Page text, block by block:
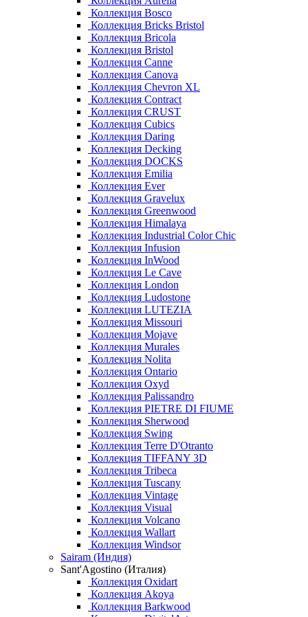
Коллекция Bosco
Коллекция Bricks Bristol
Коллекция Bricola
Коллекция Bristol
Коллекция Canne
Коллекция Canova
Коллекция Chevron XL
Коллекция Contract
Коллекция CRUST
Коллекция Cubics
Коллекция Daring
Коллекция Decking
Коллекция DOCKS
Коллекция Emilia
Коллекция Ever
Коллекция Gravelux
Коллекция Greenwood
Коллекция Himalaya
Коллекция Industrial Color Chic
Коллекция Infusion
Коллекция InWood
Коллекция Le Cave
Коллекция London
Коллекция Ludostone
Коллекция LUTEZIA
Коллекция Missouri
Коллекция Mojave
Коллекция Murales
Коллекция Nolita
Коллекция Ontario
Коллекция Oxyd
Коллекция Palissandro
Коллекция PIETRE DI FIUME
Коллекция Sherwood
Коллекция Swing
Коллекция Terre D'Otranto
Коллекция TIFFANY 3D
Коллекция Tribeca
Коллекция Tuscany
Коллекция Vintage
Коллекция Visual
Коллекция Volcano
Коллекция Wallart
Коллекция Windsor
Sairam (Индия)
Sant'Agostino (Италия)
Коллекция Oxidart
Коллекция Akoya
Коллекция Barkwood